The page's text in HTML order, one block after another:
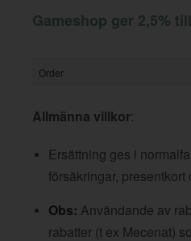
Gameshop ger 2,5%
Order
Allmänna villkor:
Ersättning ges i
försäkringar, presentkort
Obs: Användande av
rabatter (t ex Mecenat)